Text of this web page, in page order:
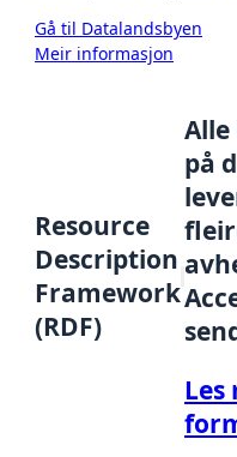
Gå til Datalandsbyen
Meir informasjon
Resource
Description
Framework
(RDF)
Alle
på
Les